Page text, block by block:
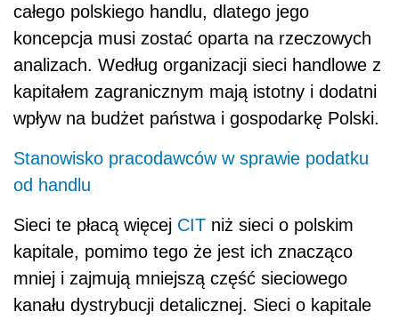
całego polskiego handlu, dlatego jego
koncepcja musi zostać oparta na rzeczowych
analizach. Według organizacji sieci handlowe z
kapitałem zagranicznym mają istotny i dodatni
wpływ na budżet państwa i gospodarkę Polski.
Stanowisko pracodawców w sprawie podatku
od handlu
Sieci te płacą więcej CIT niż sieci o polskim
kapitale, pomimo tego że jest ich znacząco
mniej i zajmują mniejszą część sieciowego
kanału dystrybucji detalicznej. Sieci o kapitale